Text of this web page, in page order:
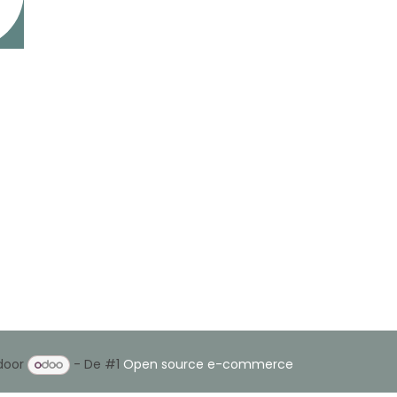
- De #1 Open source e-commerce